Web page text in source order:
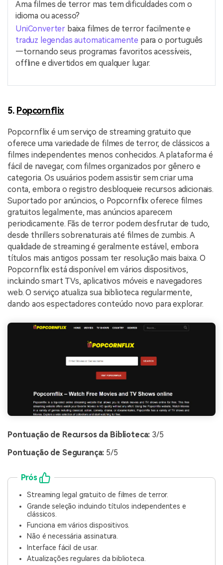
Ama filmes de terror mas tem dificuldades com o
idioma ou acesso?
UniConverter baixa filmes de terror facilmente e
traduz legendas automaticamente para o português
—tornando seus programas favoritos acessíveis,
offline e divertidos em qualquer lugar.
5. Popcornflix
Popcornflix é um serviço de streaming gratuito que
oferece uma variedade de filmes de terror, de clássicos a
filmes independentes menos conhecidos. A plataforma é
fácil de navegar, com filmes organizados por gênero e
categoria. Os usuários podem assistir sem criar uma
conta, embora o registro desbloqueie recursos adicionais.
Suportado por anúncios, o Popcornflix oferece filmes
gratuitos legalmente, mas anúncios aparecem
periodicamente. Fãs de terror podem desfrutar de tudo,
desde thrillers sobrenaturais até filmes de zumbis. A
qualidade de streaming é geralmente estável, embora
títulos mais antigos possam ter resolução mais baixa. O
Popcornflix está disponível em vários dispositivos,
incluindo smart TVs, aplicativos móveis e navegadores
web. O serviço atualiza sua biblioteca regularmente,
dando aos espectadores conteúdo novo para explorar.
Pontuação de Recursos da Biblioteca: 3/5
Pontuação de Segurança: 5/5
Prós
Streaming legal gratuito de filmes de terror.
Grande seleção incluindo títulos independentes e
clássicos.
Funciona em vários dispositivos.
Não é necessária assinatura.
Interface fácil de usar.
Atualizações regulares da biblioteca.